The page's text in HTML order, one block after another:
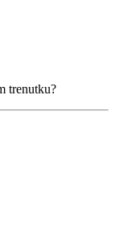
trenutku?